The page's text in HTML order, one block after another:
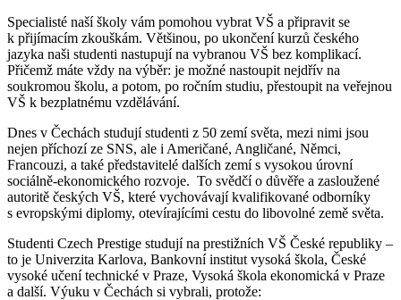
Specialisté naší školy vám pomohou vybrat VŠ a připravit se
k přijímacím zkouškám. Většinou, po ukončení kurzů českého
jazyka naši studenti nastupují na vybranou VŠ bez komplikací.
Přičemž máte vždy na výběr: je možné nastoupit nejdřív na
soukromou školu, a potom, po ročním studiu, přestoupit na veřejnou
VŠ k bezplatnému vzdělávání.
Dnes v Čechách studují studenti z 50 zemí světa, mezi nimi jsou
nejen příchozí ze SNS, ale i Američané, Angličané, Němci,
Francouzi, a také představitelé dalších zemí s vysokou úrovní
sociálně-ekonomického rozvoje. To svědčí o důvěře a zasloužené
autoritě českých VŠ, které vychovávají kvalifikované odborníky
s evropskými diplomy, otevírajícími cestu do libovolné země světa.
Studenti Czech Prestige studují na prestižních VŠ České republiky –
to je Univerzita Karlova, Bankovní institut vysoká škola, České
vysoké učení technické v Praze, Vysoká škola ekonomická v Praze
a další. Výuku v Čechách si vybrali, protože: